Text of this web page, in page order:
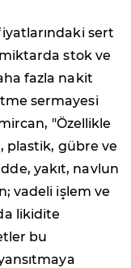
sert
stok ve
fazla nakit
sermayesi
"Özellikle
plastik, gübre ve
yakıt, navlun
vadeli işlem ve
likidite
bu